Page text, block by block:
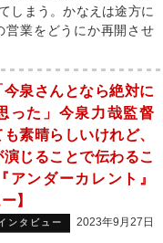
しまう。かなえは途方に
営業をどうにか再開させ
泉さんとなら絶対に
った」今泉力哉監督
も素晴らしいけれど、
じることで伝わるこ
アンダーカレント』
】
ンタビュー 2023年9月27日